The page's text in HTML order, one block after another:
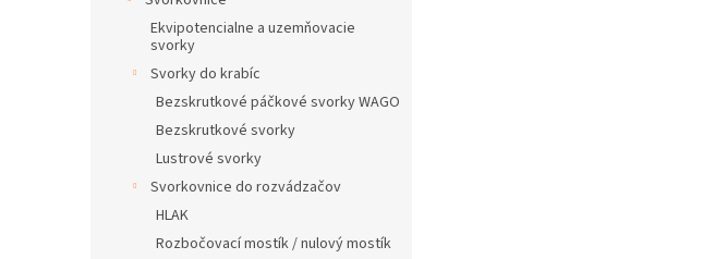
Ekvipotencialne a uzemňovacie
svorky
Svorky do krabíc
Bezskrutkové páčkové svorky WAGO
Bezskrutkové svorky
Lustrové svorky
Svorkovnice do rozvádzačov
HLAK
Rozbočovací mostík / nulový mostík